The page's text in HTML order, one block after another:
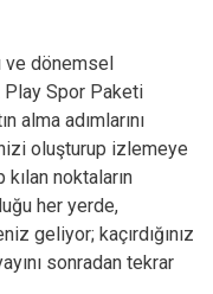
ve dönemsel
Play Spor Paketi
alma adımlarını
oluşturup izlemeye
noktaların
her yerde,
geliyor; kaçırdığınız
sonradan tekrar